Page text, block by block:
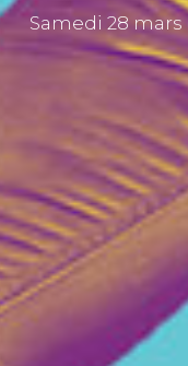
Samedi 28 mars